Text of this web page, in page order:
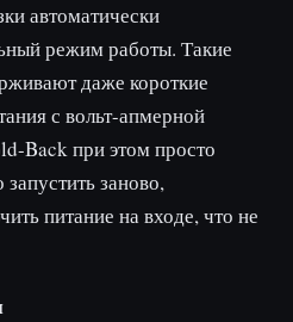
автоматически
режим работы. Такие
даже короткие
с вольт-апмерной
Back при этом просто
заново,
питание на входе, что не